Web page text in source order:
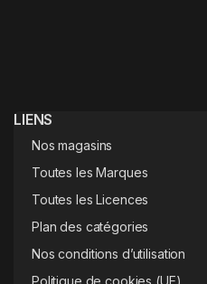
LIENS
Nos magasins
Toutes les Marques
Toutes les Licences
Plan des catégories
Nos conditions d’utilisation